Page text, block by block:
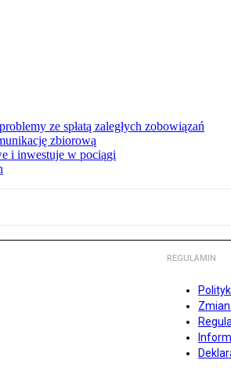
ze spłatą zaległych zobowiązań
zbiorową
i inwestuje w pociągi
REGULAMIN